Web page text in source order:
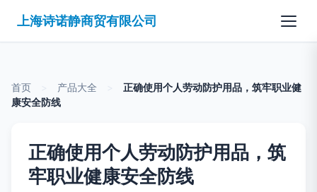
上海诗诺静商贸有限公司
首页 产品大全
正确使用个人劳动防护用品，筑牢职业健
康安全防线
正确使用个人劳动防护用品，筑
牢职业健康安全防线